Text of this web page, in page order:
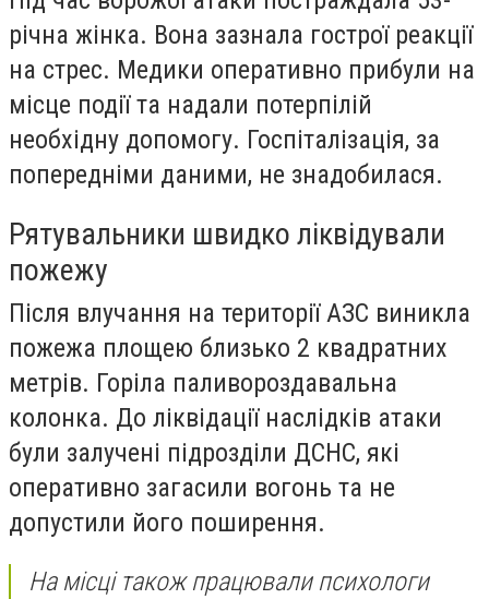
річна жінка. Вона зазнала гострої реакції
на стрес. Медики оперативно прибули на
місце події та надали потерпілій
необхідну допомогу. Госпіталізація, за
попередніми даними, не знадобилася.
Рятувальники швидко ліквідували
пожежу
Після влучання на території АЗС виникла
пожежа площею близько 2 квадратних
метрів. Горіла паливороздавальна
колонка. До ліквідації наслідків атаки
були залучені підрозділи ДСНС, які
оперативно загасили вогонь та не
допустили його поширення.
На місці також працювали психологи